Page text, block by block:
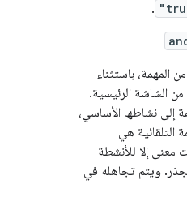
.
المهمة، باستثناء
الشاشة الرئيسية.
إلى نشاطها الأساسي،
التلقائية هي
معنى إلا للأنشطة
ويتم تجاهله في